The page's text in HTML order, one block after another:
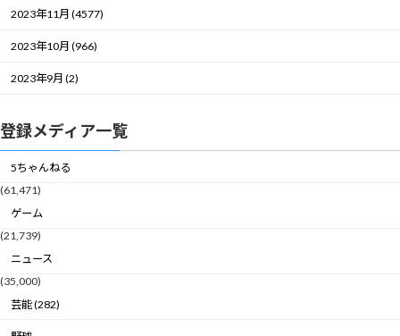
2023年11月 (4577)
2023年10月 (966)
2023年9月 (2)
登録メディア一覧
5ちゃんねる
(61,471)
ゲーム
(21,739)
ニュース
(35,000)
芸能 (282)